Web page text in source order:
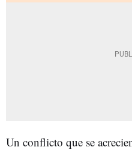
Un conflicto que se